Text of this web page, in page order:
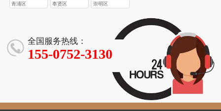
青浦区 奉贤区 崇明区
全国服务热线：
155-0752-3130